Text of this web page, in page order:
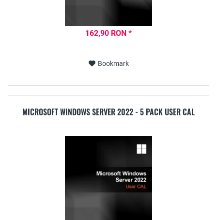
162,90 RON *
Bookmark
MICROSOFT WINDOWS SERVER 2022 - 5 PACK USER CAL